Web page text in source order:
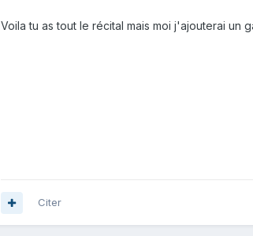
Voila tu as tout le récital mais moi j'ajouterai un
Citer